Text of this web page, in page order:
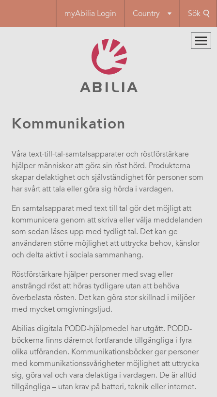
huvudinnehåll
myAbilia Login Country Sök
Kommunikation
Våra text-till-tal-samtalsapparater och röstförstärkare
hjälper människor att göra sin röst hörd. Produkterna
skapar delaktighet och självständighet för personer som
har svårt att tala eller göra sig hörda i vardagen.
En samtalsapparat med text till tal gör det möjligt att
kommunicera genom att skriva eller välja meddelanden
som sedan läses upp med tydligt tal. Det kan ge
användaren större möjlighet att uttrycka behov, känslor
och delta aktivt i sociala sammanhang.
Röstförstärkare hjälper personer med svag eller
ansträngd röst att höras tydligare utan att behöva
överbelasta rösten. Det kan göra stor skillnad i miljöer
med mycket omgivningsljud.
Abilias digitala PODD-hjälpmedel har utgått. PODD-
böckerna finns däremot fortfarande tillgängliga i fyra
olika utföranden. Kommunikationsböcker ger personer
med kommunikationssvårigheter möjlighet att uttrycka
sig, göra val och vara delaktiga i vardagen. De är alltid
tillgängliga – utan krav på batteri, teknik eller internet.